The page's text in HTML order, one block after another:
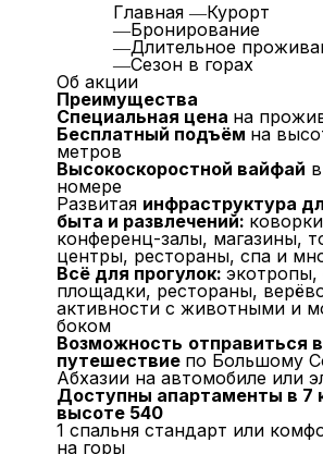
Главная ―Курорт
―Бронирование
―Длительное
―Сезон в горах
Об акции
Преимущества
Специальная цена на
Бесплатный подъём на
метров
Высокоскоростной вайфай
номере
Развитая инфраструктура
быта и развлечений:
конференц-залы, магазины,
центры, рестораны, спа и
Всё для прогулок:
площадки, рестораны,
активности с животными и
боком
Возможность отправиться в
путешествие по Большому
Абхазии на автомобиле или
Доступны апартаменты в 7
высоте 540
1 спальня стандарт или
на горы